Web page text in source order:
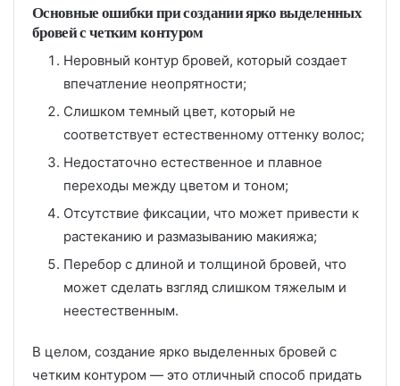
Основные ошибки при создании ярко выделенных
бровей с четким контуром
Неровный контур бровей, который создает
впечатление неопрятности;
Слишком темный цвет, который не
соответствует естественному оттенку волос;
Недостаточно естественное и плавное
переходы между цветом и тоном;
Отсутствие фиксации, что может привести к
растеканию и размазыванию макияжа;
Перебор с длиной и толщиной бровей, что
может сделать взгляд слишком тяжелым и
неестественным.
В целом, создание ярко выделенных бровей с
четким контуром — это отличный способ придать